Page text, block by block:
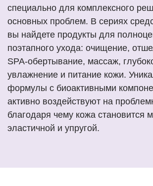
специально для комплексного
основных проблем. В сериях
вы найдете продукты для
поэтапного ухода: очищение,
SPA-обертывание, массаж,
увлажнение и питание кожи.
формулы с биоактивными
активно воздействуют на
благодаря чему кожа становится
эластичной и упругой.